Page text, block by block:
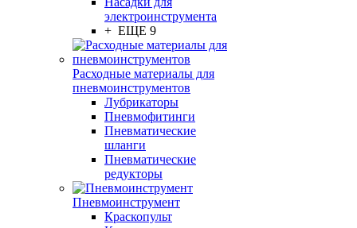
электроинструмента
+ ЕЩЕ 9
Расходные материалы для
пневмоинструментов
Лубрикаторы
Пневмофитинги
Пневматические
шланги
Пневматические
редукторы
Пневмоинструмент
Краскопульт